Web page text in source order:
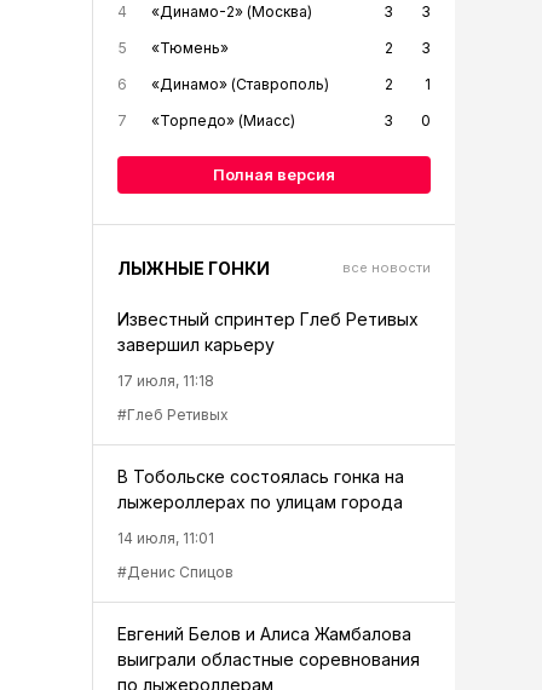
4
«Динамо-2» (Москва) 3
3
5
«Тюмень» 2
3
6
«Динамо» (Ставрополь) 2
1
7
«Торпедо» (Миасс) 3 0
Полная версия
ЛЫЖНЫЕ ГОНКИ все новости
Известный спринтер Глеб Ретивых
завершил карьеру
17 июля, 11:18
#Глеб Ретивых
В Тобольске состоялась гонка на
лыжероллерах по улицам города
14 июля, 11:01
#Денис Спицов
Евгений Белов и Алиса Жамбалова
выиграли областные соревнования
по лыжероллерам